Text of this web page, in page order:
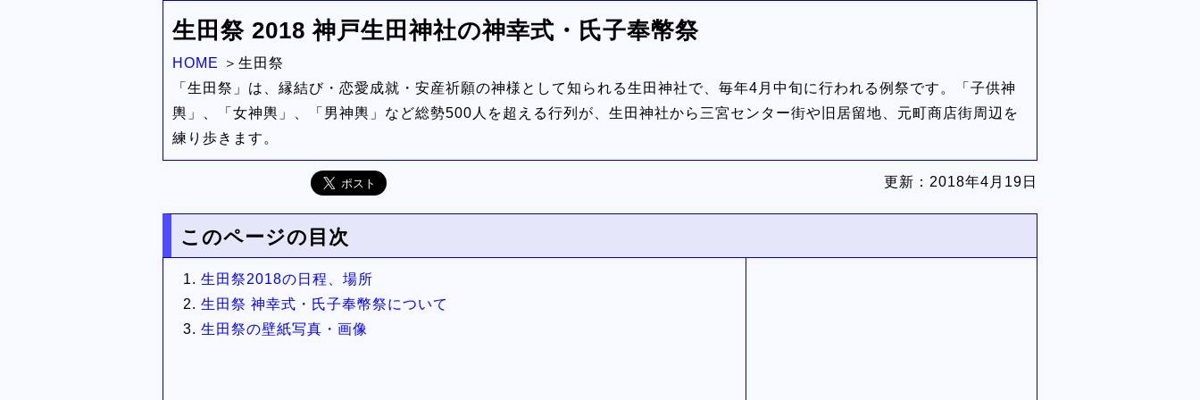
生田祭 2018 神戸生田神社の神幸式・氏子奉幣祭
HOME
生田祭
「生田祭」は、縁結び・恋愛成就・安産祈願の神様として知られる生田神社で、毎年4月中旬に行われる例祭です。「子供神
輿」、「女神輿」、「男神輿」など総勢500人を超える行列が、生田神社から三宮センター街や旧居留地、元町商店街周辺を
練り歩きます。
更新： 2018年4月19日
このページの目次
生田祭2018の日程、場所
生田祭 神幸式・氏子奉幣祭について
生田祭の壁紙写真・画像